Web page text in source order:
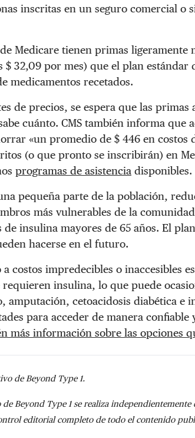
inscritas en un seguro comercial o
Medicare tienen primas ligeramente
32,09 por mes) que el plan estándar
medicamentos recetados.
de precios, se espera que las primas
cuánto. CMS también informa que
«un promedio de $ 446 en costos
(o que pronto se inscribirán) en
programas de asistencia disponibles.
pequeña parte de la población,
más vulnerables de la
insulina mayores de 65 años. El
hacerse en el futuro.
costos impredecibles o inaccesibles
requieren insulina, lo que puede
amputación, cetoacidosis diabética e
para acceder de manera confiable
más información sobre las opciones
de Beyond Type 1.
Beyond Type 1 se realiza independientemente
editorial completo de todo el contenido